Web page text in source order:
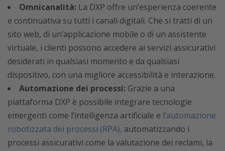
Omnicanalità: La DXP offre un’esperienza coerente
e continuativa su tutti i canali digitali. Che si tratti di un
sito web, di un’applicazione mobile o di un assistente
virtuale, i clienti possono accedere ai servizi assicurativi
desiderati in qualsiasi momento e da qualsiasi
dispositivo, con una migliore accessibilità e interazione.
Automazione dei processi: Grazie a una
piattaforma DXP è possibile integrare tecnologie
emergenti come l’intelligenza artificiale e l’automazione
robotizzata dei processi (RPA), automatizzando i
processi assicurativi come la valutazione dei reclami, la